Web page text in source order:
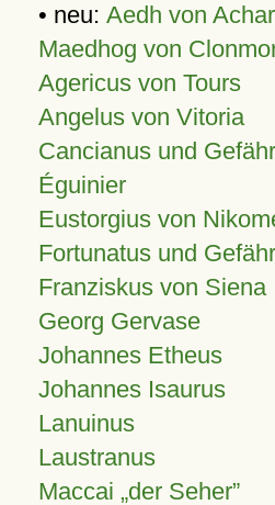
• neu: Aedh von
Maedhog von
Agericus von Tours
Angelus von Vitoria
Cancianus und
Éguinier
Eustorgius von
Fortunatus und
Franziskus von Siena
Georg Gervase
Johannes Etheus
Johannes Isaurus
Lanuinus
Laustranus
Maccai „der Seher”